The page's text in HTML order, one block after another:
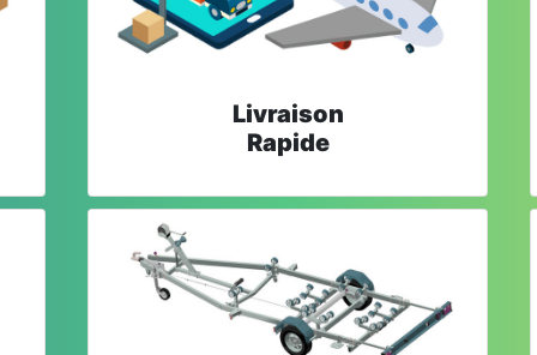
Livraison
Rapide